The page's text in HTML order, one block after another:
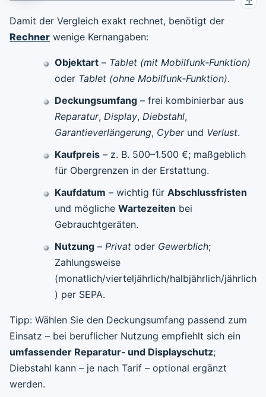
Damit der Vergleich exakt rechnet, benötigt der
Rechner wenige Kernangaben:
Objektart – Tablet (mit Mobilfunk‑Funktion)
oder Tablet (ohne Mobilfunk‑Funktion).
Deckungsumfang – frei kombinierbar aus
Reparatur, Display, Diebstahl,
Garantieverlängerung, Cyberund Verlust.
Kaufpreis – z. B. 500–1.500 €; maßgeblich
für Obergrenzen in der Erstattung.
Kaufdatum – wichtig für Abschlussfristen
und mögliche Wartezeiten bei
Gebrauchtgeräten.
Nutzung – Privat oder Gewerblich;
Zahlungsweise
(monatlich/vierteljährlich/halbjährlich/jährlich
) per SEPA.
Tipp: Wählen Sie den Deckungsumfang passend zum
Einsatz – bei beruflicher Nutzung empfiehlt sich ein
umfassender Reparatur‑ und Displayschutz;
Diebstahl kann – je nach Tarif – optional ergänzt
werden.